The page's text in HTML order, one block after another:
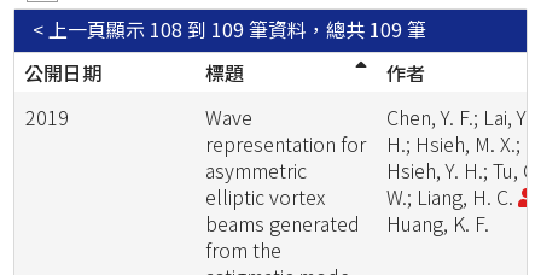
顯示 108 到 109 筆資料，總共 109 筆
< 上一頁
公開日期
標題
作者
2019
Wave
representation for
asymmetric
elliptic vortex
beams generated
from the
Chen, Y. F.; Lai, Y.
H.; Hsieh, M. X.;
Hsieh, Y. H.; Tu, C.
W.; Liang, H. C.
Huang, K. F.